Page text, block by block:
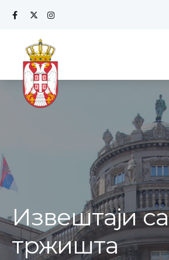
Извештаји са
тржишта